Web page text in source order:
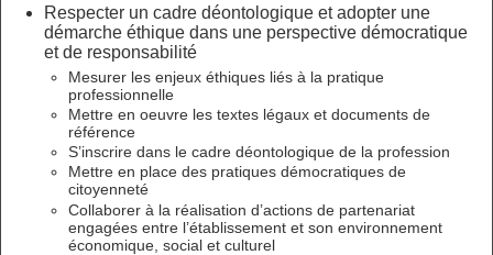
Respecter un cadre déontologique et adopter une
démarche éthique dans une perspective démocratique
et de responsabilité
Mesurer les enjeux éthiques liés à la pratique
professionnelle
Mettre en oeuvre les textes légaux et documents de
référence
S’inscrire dans le cadre déontologique de la profession
Mettre en place des pratiques démocratiques de
citoyenneté
Collaborer à la réalisation d’actions de partenariat
engagées entre l’établissement et son environnement
économique, social et culturel